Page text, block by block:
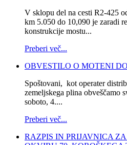
V sklopu del na cesti R2-425
km 5.050 do 10,090 je zaradi
konstrukcije mostu...
Preberi več...
OBVESTILO O MOTENI
Spoštovani, kot operater
zemeljskega plina obveščamo
soboto, 4....
Preberi več...
RAZPIS IN PRIJAVNICA